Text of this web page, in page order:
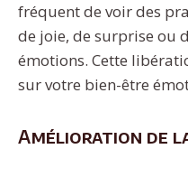
fréquent de voir des
de joie, de surprise ou
émotions. Cette
sur votre bien-être
Amélioration de